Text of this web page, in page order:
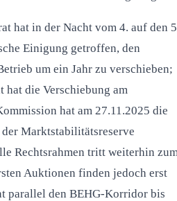
hat in der Nacht vom 4. auf den
Einigung getroffen, den
um ein Jahr zu verschieben;
hat die Verschiebung am
hat am 27.11.2025 die
Marktstabilitätsreserve
Rechtsrahmen tritt weiterhin
Auktionen finden jedoch erst
parallel den BEHG-Korridor bis